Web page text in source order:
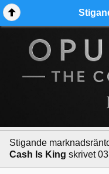
Stigande
Cash Is King skrivet